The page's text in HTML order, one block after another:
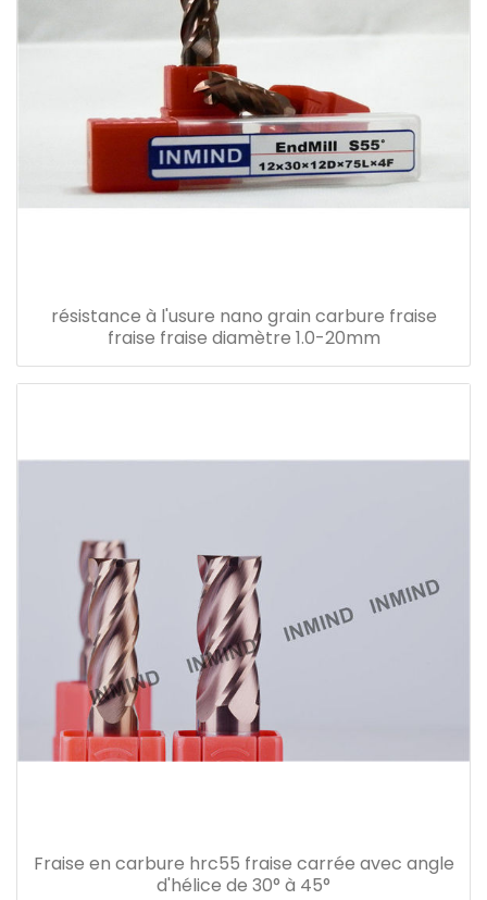
résistance à l'usure nano grain carbure fraise
fraise fraise diamètre 1.0-20mm
Fraise en carbure hrc55 fraise carrée avec angle
d'hélice de 30° à 45°